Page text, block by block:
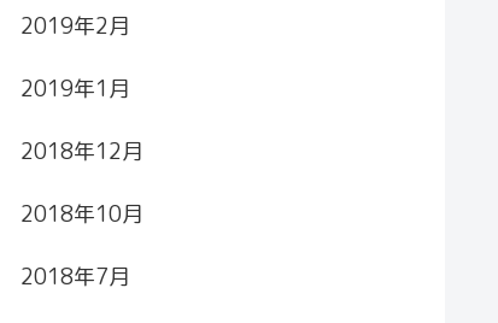
2019年2月
2019年1月
2018年12月
2018年10月
2018年7月